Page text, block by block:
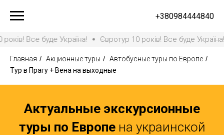
+380984444840
буде Україна! Євротур 10 років! Все буде Україна!
Главная / Акционные туры / Автобусные туры по Европе /
Тур в Прагу + Вена на выходные
Актуальные экскурсионные
туры по Европе на украинской